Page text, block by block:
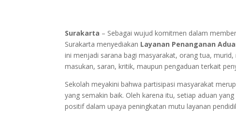
Surakarta – Sebagai wujud komitmen dalam
Surakarta menyediakan Layanan Penanganan
ini menjadi sarana bagi masyarakat, orang tua,
masukan, saran, kritik, maupun pengaduan terkait
Sekolah meyakini bahwa partisipasi masyarakat
yang semakin baik. Oleh karena itu, setiap aduan
positif dalam upaya peningkatan mutu layanan